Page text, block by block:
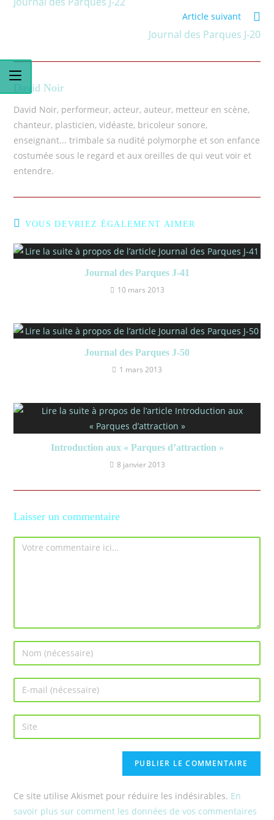
Article suivant
Journal des Parques J-20
David Noir
David Noir, performeur, acteur, auteur, metteur en scène,
chanteur, plasticien, vidéaste, bricoleur sonore,
enseignant... trimbale sa nudité polymorphe et son enfance
costumée sous le regard et aux oreilles de qui veut voir et
entendre.
VOUS DEVRIEZ ÉGALEMENT AIMER
Journal des Parques J-41
10 mars 2013
Journal des Parques J-50
1 mars 2013
Introduction aux « Parques d’attraction »
8 janvier 2013
Laisser un commentaire
Ce site utilise Akismet pour réduire les indésirables. En
savoir plus sur comment les données de vos commentaires